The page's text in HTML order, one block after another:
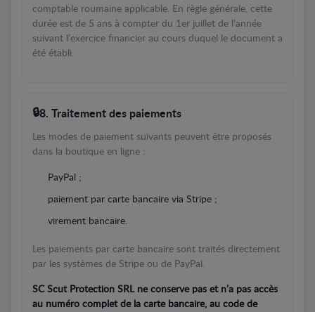
comptable roumaine applicable. En règle générale, cette
durée est de 5 ans à compter du 1er juillet de l’année
suivant l’exercice financier au cours duquel le document a
été établi.
8. Traitement des paiements
Les modes de paiement suivants peuvent être proposés
dans la boutique en ligne :
PayPal ;
paiement par carte bancaire via Stripe ;
virement bancaire.
Les paiements par carte bancaire sont traités directement
par les systèmes de Stripe ou de PayPal.
SC Scut Protection SRL ne conserve pas et n’a pas accès
au numéro complet de la carte bancaire, au code de